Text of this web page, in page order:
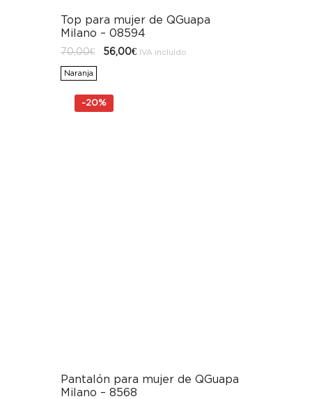
Top para mujer de QGuapa
Milano – 08594
70,00€
El56,00€ElIVA incluido
Naranja
-20%
Pantalón para mujer de QGuapa
Milano – 8568